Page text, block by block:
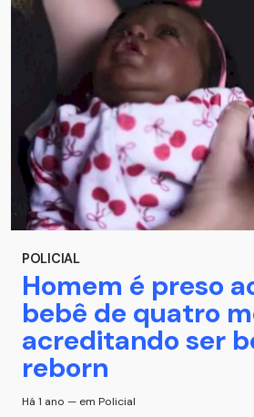
POLICIAL
Homem é preso
bebê de quatro
acreditando ser
reborn
Há 1 ano — em Policial